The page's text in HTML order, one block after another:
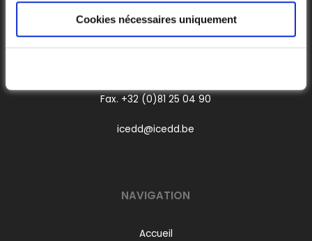
Cookies nécessaires uniquement
Belgique
Fax. +32 (0)81 25 04 90
icedd@icedd.be
NAVIGATION
Accueil